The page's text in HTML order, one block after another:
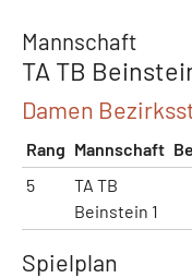
Mannschaft
TA TB
Damen
Rang Mannschaft
5
TA TB
Beinstein 1
Spielplan